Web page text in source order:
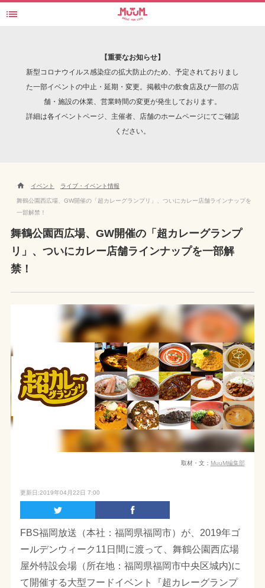
FBS開局50周年記念 めんたいワイドコラボ企画『超カレーグランプリ』同時開催 激辛ビアガー
INTERVIEW

【重要なお知らせ】
新型コロナウイルス感染症の拡大防止のため、予定されておりまし
た一部イベントの中止・延期・変更。掲載中の飲食店及び一部の店
舗・施設の休業、営業時間の変更が発生しております。
詳細は各イベントページ、主催者、店舗のホームページにてご確認
ください。
 イベント ライブ・イベント情報
舞鶴公園西広場、GW開催の「超カレーグランプリ」、ついにカレー店舗ラインナップを
一部解禁！
舞鶴公園西広場、GW開催の「超カレーグランプ
リ」、ついにカレー店舗ラインナップを一部解
禁！
取材・文： MuuM編集部
更新日:2019年04月22日 7:00
FBS福岡放送（本社：福岡県福岡市）が、2019年ゴ
ールデンウィーク11日間に渡って、舞鶴公園西広場
屋外特設会場（所在地：福岡県福岡市中央区城内)に
て開催する大型フードイベント『超カレーグランプ